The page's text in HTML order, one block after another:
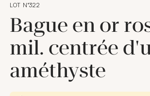
LOT N°322
Bague en or
mil. centrée
améthyste